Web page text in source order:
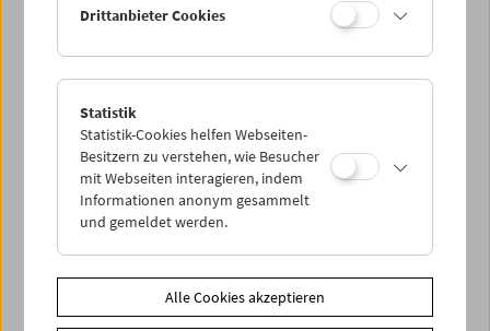
So 29.8.
PROGRAMM ÜBERBLICK
Drittanbieter Cookies
Statistik
Statistik-Cookies helfen Webseiten-
Besitzern zu verstehen, wie Besucher
mit Webseiten interagieren, indem
Informationen anonym gesammelt
und gemeldet werden.
Alle Cookies akzeptieren